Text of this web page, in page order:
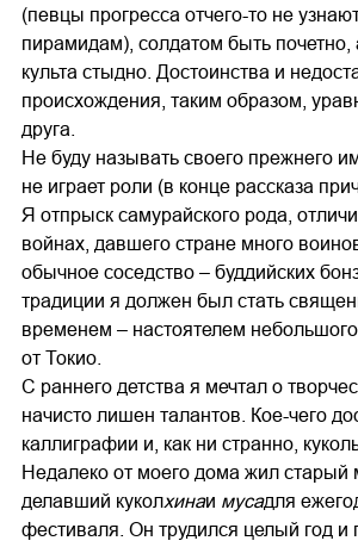
(певцы прогресса отчего-то не
пирамидам), солдатом быть почетно,
культа стыдно. Достоинства и
происхождения, таким образом,
друга.
Не буду называть своего прежнего
не играет роли (в конце рассказа
Я отпрыск самурайского рода,
войнах, давшего стране много
обычное соседство – буддийских
традиции я должен был стать
временем – настоятелем
от Токио.
С раннего детства я мечтал о
начисто лишен талантов. Кое-чего
каллиграфии и, как ни странно,
Недалеко от моего дома жил старый
делавший куколхинаи мусадля
фестиваля. Он трудился целый год и